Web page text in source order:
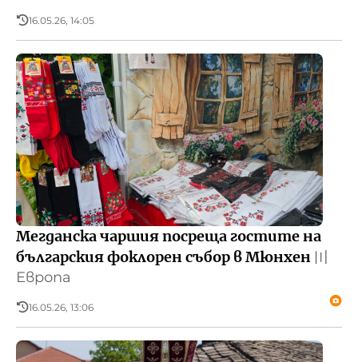
16.05.26, 14:05
Мегданска чаршия посреща гостите на
българския фоклорен събор в Мюнхен 〣
Европа
16.05.26, 13:06